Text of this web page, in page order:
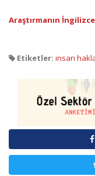
Araştırmanın
Etiketler: insan